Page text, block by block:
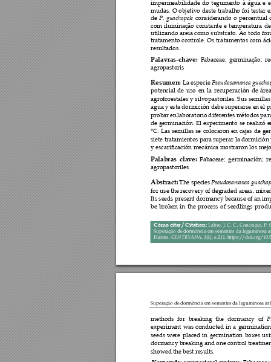
Cómo citar / Citation: Labre, J. C. C., Conceição, P.
Superação de dormência em sementes da leguminosa
Harms. GENTRYANA, 1(1), e.211. https://doi.org/
impermeabilidade do tegumento à água e
mudas. O objetivo deste trabalho foi testar
de P. guachapele considerando o percentual
com iluminação constante e temperatura
utilizando areia como substrato. Ao todo
tratamento controle. Os tratamentos com
resultados.
Palavras-chave: Fabaceae; germinação;
agropastoris
Resumen: La especie Pseudosamanea
potencial de uso en la recuperación de áre
agroforestales y silvopastoriles. Sus
agua y esta dormición debe superarse en el
probar en laboratorio diferentes métodos pa
de germinación. El experimento se realizó
°C. Las semillas se colocaron en cajas de
siete tratamientos para superar la dormición
y escarificación mecánica mostraron los
Palabras clave: Fabaceae; germinación;
agropastoriles
Abstract: The species Pseudosamanea
for use the recovery of degraded areas,
Its seeds present dormancy because of an
be broken in the process of seedlings
Superação de dormência em sementes da leguminosa
methods for breaking the dormancy of
experiment was conducted in a
seeds were placed in germination boxes us
dormancy breaking and one control
showed the best results.